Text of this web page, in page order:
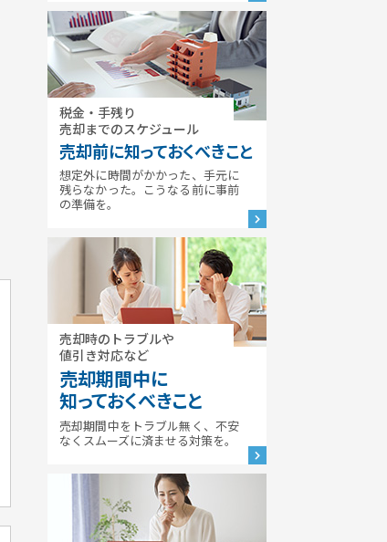
税金・手残り
売却までのスケジュール
売却前に知っておくべきこと
想定外に時間がかかった、手元に
残らなかった。こうなる前に事前
の準備を。
売却時のトラブルや
値引き対応など
売却期間中に
知っておくべきこと
売却期間中をトラブル無く、不安
なくスムーズに済ませる対策を。